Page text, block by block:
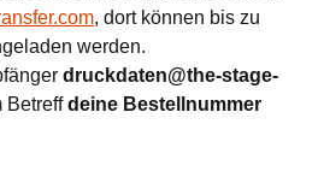
, dort können bis zu
werden.
druckdaten@the-stage-
Betreffdeine Bestellnummer